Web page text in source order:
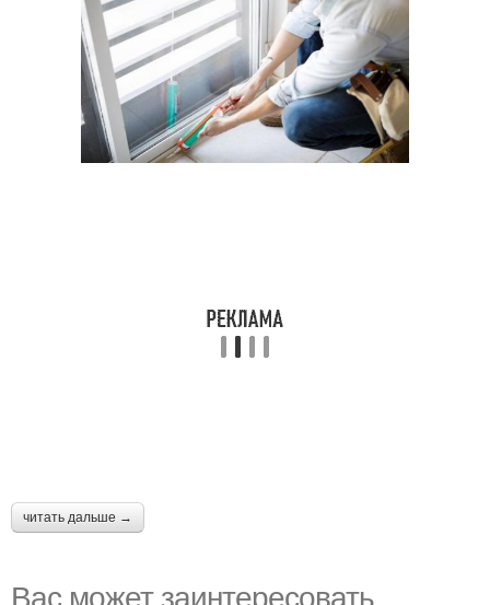
читать дальше →
Вас может заинтересовать